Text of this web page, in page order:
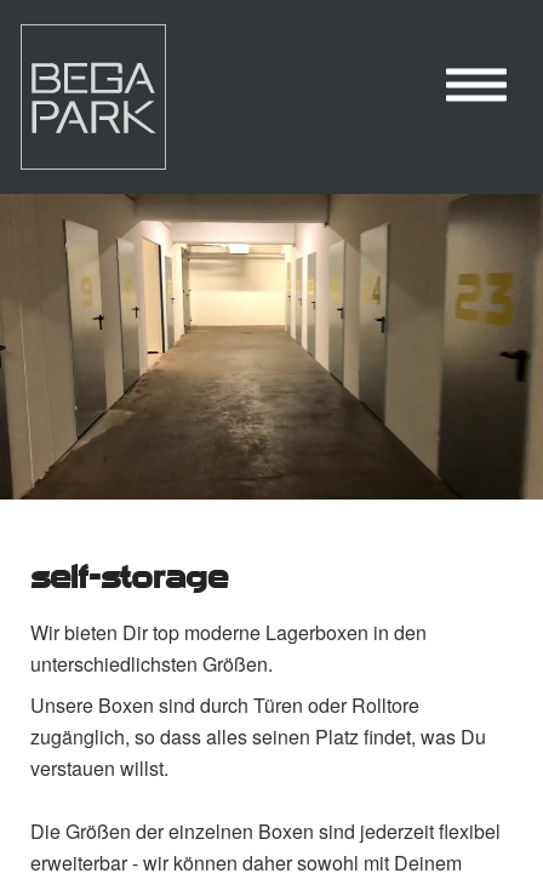
self-storage
Wir bieten Dir top moderne Lagerboxen in den
unterschiedlichsten Größen.
Unsere Boxen sind durch Türen oder Rolltore
zugänglich, so dass alles seinen Platz findet, was Du
verstauen willst.
Die Größen der einzelnen Boxen sind jederzeit flexibel
erweiterbar - wir können daher sowohl mit Deinem